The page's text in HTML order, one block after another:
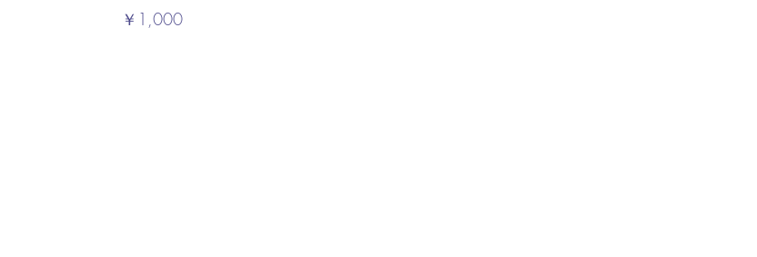
￥1,000